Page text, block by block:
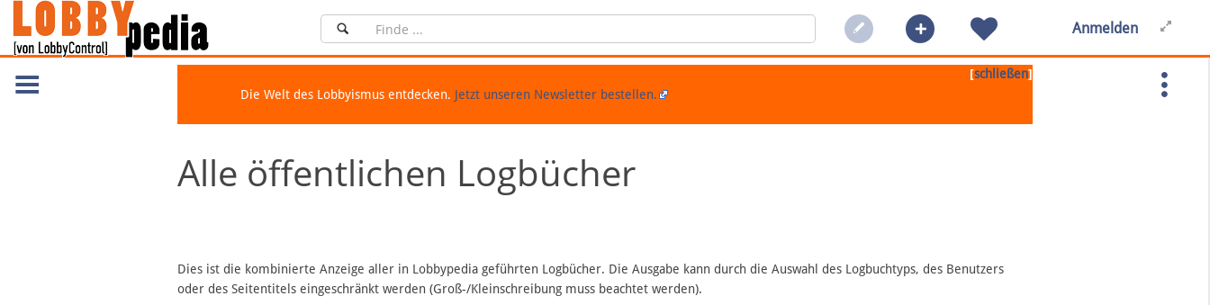
Anmelden
[schließen]
Die Welt des Lobbyismus entdecken. Jetzt unseren Newsletter bestellen.
Alle öffentlichen Logbücher
Dies ist die kombinierte Anzeige aller in Lobbypedia geführten Logbücher. Die Ausgabe kann durch die Auswahl des Logbuchtyps, des Benutzers
oder des Seitentitels eingeschränkt werden (Groß-/Kleinschreibung muss beachtet werden).